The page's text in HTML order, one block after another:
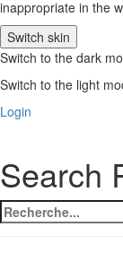
inappropriate in the
Switch skin
Switch to the dark
Switch to the light
Login
Search
Search
for: